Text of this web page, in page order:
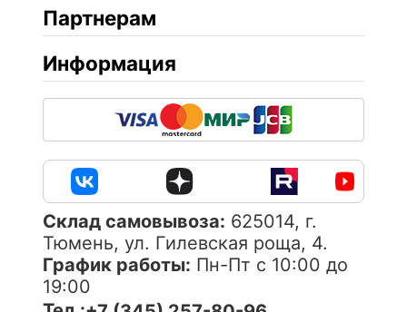
Партнерам
Информация
Cклад самовывоза: 625014, г.
Тюмень, ул. Гилевская роща, 4.
График работы: Пн-Пт с 10:00 до
19:00